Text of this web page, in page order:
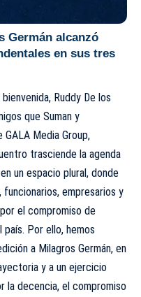
Germán alcanzó
en sus tres
Ruddy De los
que Suman y
Media Group,
trasciende la agenda
un espacio plural, donde
empresarios y
el compromiso de
Por ello, hemos
a Milagros Germán, en
y a un ejercicio
la decencia, el compromiso